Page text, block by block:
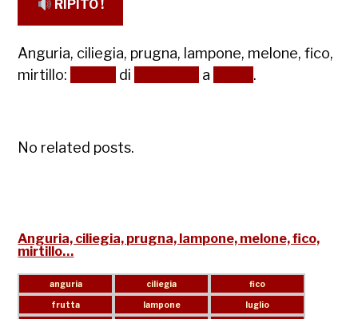
RIPITO !
Anguria, ciliegia, prugna, lampone, melone, fico,
mirtillo:
di a .
No related posts.
Anguria, ciliegia, prugna, lampone, melone, fico,
mirtillo…